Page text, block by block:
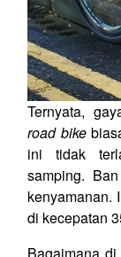
Ternyata,
road bike
ini tidak
samping.
kenyamanan.
di kecepatan